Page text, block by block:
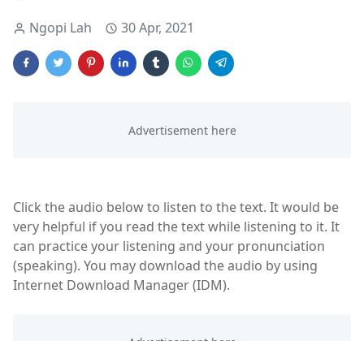
Ngopi Lah 30 Apr, 2021
Click the audio below to listen to the text. It would be
very helpful if you read the text while listening to it. It
can practice your listening and your pronunciation
(speaking). You may download the audio by using
Internet Download Manager (IDM).